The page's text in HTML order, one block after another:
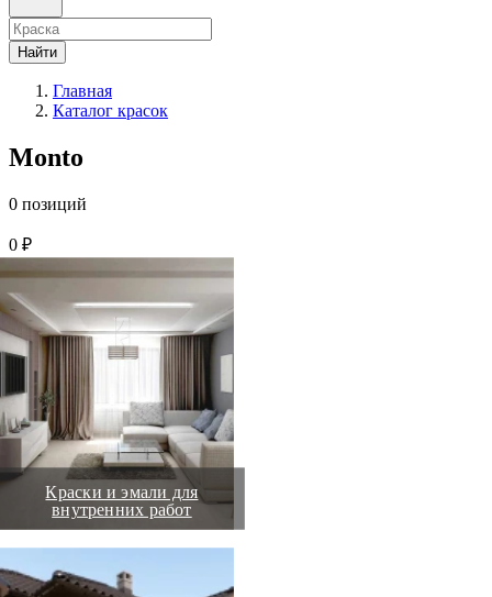
Найти
Главная
Каталог красок
Monto
0 позиций
0 ₽
Краски и эмали для
внутренних работ